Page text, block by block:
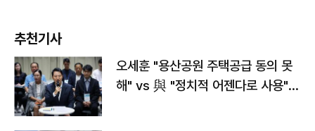
추천기사
오세훈 "용산공원 주택공급 동의 못
해" vs 與 "정치적 어젠다로 사용"